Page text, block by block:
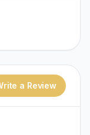
a Review